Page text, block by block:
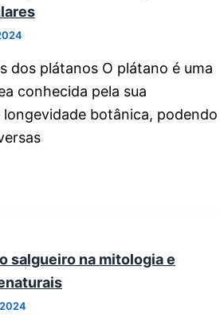
dos plátanos O plátano é uma
conhecida pela sua
longevidade botânica, podendo
salgueiro na mitologia e